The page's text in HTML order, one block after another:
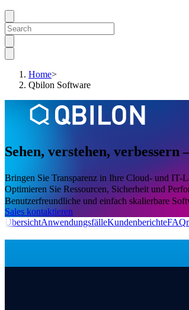
Home>
Qbilon Software
Sehen, verstehen,
Bringen Sie Transparenz in Ihre Cloud- und IT-
Optimieren Sie Ressourcen, Sicherheit und
Benutzerfreundliche und einfach skalierbare
Sales kontaktieren
ÜbersichtAnwendungsfälleKundenberichteFAQ